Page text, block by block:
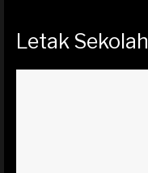
Letak Sekolah